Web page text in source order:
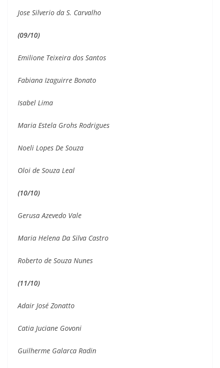
Jose Silverio da S. Carvalho
(09/10)
Emilione Teixeira dos Santos
Fabiana Izaguirre Bonato
Isabel Lima
Maria Estela Grohs Rodrigues
Noeli Lopes De Souza
Oloi de Souza Leal
(10/10)
Gerusa Azevedo Vale
Maria Helena Da Silva Castro
Roberto de Souza Nunes
(11/10)
Adair José Zonatto
Catia Juciane Govoni
Guilherme Galarca Radin